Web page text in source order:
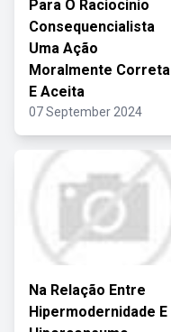
Para O Raciocinio
Consequencialista
Uma Ação
Moralmente Correta
E Aceita
07 September 2024
Na Relação Entre
Hipermodernidade E